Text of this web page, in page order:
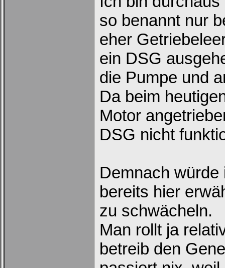
so benannt nur
eher
ein DSG
die Pumpe und
Da beim
Motor
DSG nicht
Demnach
bereits hier
zu schwächeln.
Man rollt ja
betreib den